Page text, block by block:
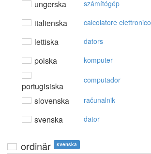
ungerska számítógép
italienska calcolatore elettronico
lettiska dators
polska komputer
portugisiska
computador
slovenska računalnik
svenska dator
ordinär svenska